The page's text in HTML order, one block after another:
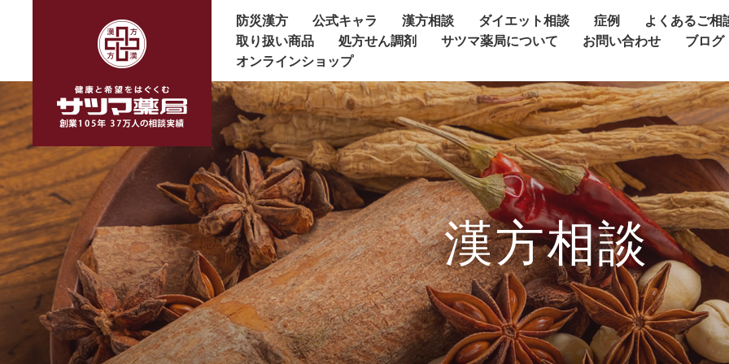
防災漢方 公式キャラ 漢方相談 ダイエット相談 症例
よくあるご相
取り扱い商品
処方せん調剤 サツマ薬局について お問い合わせ
ブログ
オンラインショップ
漢方相談